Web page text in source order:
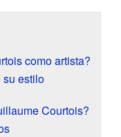
como artista?
su estilo
Courtois?